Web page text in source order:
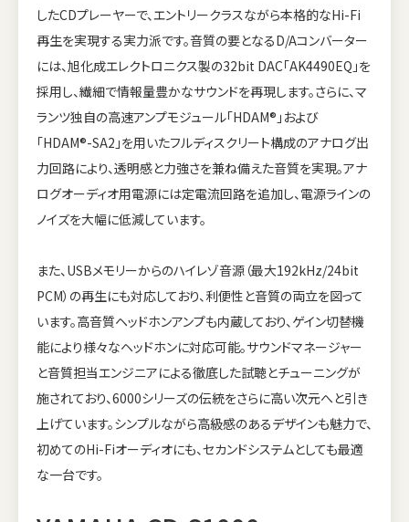
したCDプレーヤーで、エントリークラスながら本格的なHi-Fi
再生を実現する実力派です。音質の要となるD/Aコンバーター
には、旭化成エレクトロニクス製の32bit DAC「AK4490EQ」を
採用し、繊細で情報量豊かなサウンドを再現します。さらに、マ
ランツ独自の高速アンプモジュール「HDAM®」および
「HDAM®-SA2」を用いたフルディスクリート構成のアナログ出
力回路により、透明感と力強さを兼ね備えた音質を実現。アナ
ログオーディオ用電源には定電流回路を追加し、電源ラインの
ノイズを大幅に低減しています。
また、USBメモリーからのハイレゾ音源（最大192kHz/24bit
PCM）の再生にも対応しており、利便性と音質の両立を図って
います。高音質ヘッドホンアンプも内蔵しており、ゲイン切替機
能により様々なヘッドホンに対応可能。サウンドマネージャー
と音質担当エンジニアによる徹底した試聴とチューニングが
施されており、6000シリーズの伝統をさらに高い次元へと引き
上げています。シンプルながら高級感のあるデザインも魅力で、
初めてのHi-Fiオーディオにも、セカンドシステムとしても最適
な一台です。